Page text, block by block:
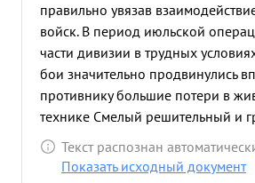
правильно увязав
войск. В период июльской
части дивизии в трудных
бои значительно продвинулись
противнику большие потери в
технике Смелый решительный и
оперативном отношении знающий
своевременного боя командир
Текст распознан
Показать исходный документ